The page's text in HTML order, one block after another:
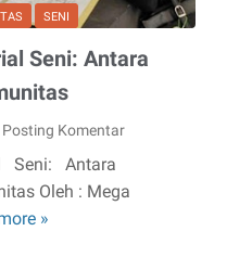
SENI
Seni: Antara
Posting Komentar
Seni: Antara
Oleh : Mega
»